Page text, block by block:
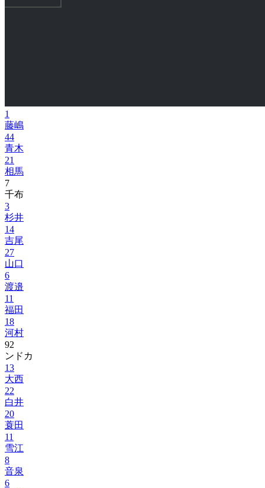
1
藤嶋
44
青木
21
相馬
7
千布
3
杉井
14
吉尾
27
山口
6
渡邉
11
福田
18
河村
92
ンドカ
13
大西
22
白井
20
蓑田
11
雪江
8
音泉
6